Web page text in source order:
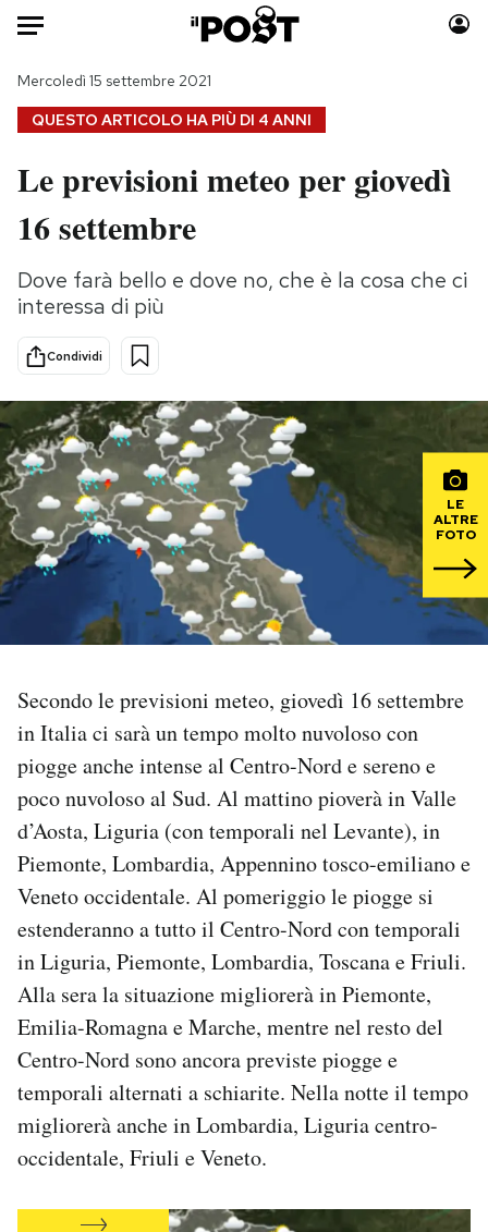
HOME
Italia
Politica
Tecnologia
Internet
Scienza
Cultura
Economia
Sport
Moda
Storie/Idee
Altrecose
Mondiali calcio 2026
PODCAST
NEWSLETTER
SHOP
AREA PERSONALE
Area Personale
Newsletter
Notifiche mobile
Regala il Post
Hai bisogno di aiuto?
QUESTO ARTICOLO HA PIÙ DI 4 ANNI
Mercoledì 15 settembre 2021
Le previsioni meteo per giovedì
16 settembre
Dove farà bello e dove no, che è la cosa che ci
interessa di più
Condividi
LE
ALTRE
FOTO
Secondo le previsioni meteo, giovedì 16 settembre
in Italia ci sarà un tempo molto nuvoloso con
piogge anche intense al Centro-Nord e sereno e
poco nuvoloso al Sud. Al mattino pioverà in Valle
d’Aosta, Liguria (con temporali nel Levante), in
Piemonte, Lombardia, Appennino tosco-emiliano e
Veneto occidentale. Al pomeriggio le piogge si
estenderanno a tutto il Centro-Nord con temporali
in Liguria, Piemonte, Lombardia, Toscana e Friuli.
Alla sera la situazione migliorerà in Piemonte,
Emilia-Romagna e Marche, mentre nel resto del
Centro-Nord sono ancora previste piogge e
temporali alternati a schiarite. Nella notte il tempo
migliorerà anche in Lombardia, Liguria centro-
occidentale, Friuli e Veneto.